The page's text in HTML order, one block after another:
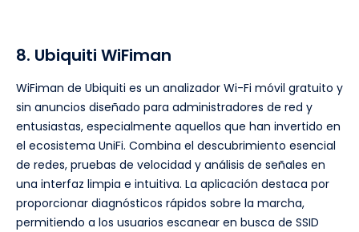
8. Ubiquiti WiFiman
WiFiman de Ubiquiti es un analizador Wi-Fi móvil gratuito y
sin anuncios diseñado para administradores de red y
entusiastas, especialmente aquellos que han invertido en
el ecosistema UniFi. Combina el descubrimiento esencial
de redes, pruebas de velocidad y análisis de señales en
una interfaz limpia e intuitiva. La aplicación destaca por
proporcionar diagnósticos rápidos sobre la marcha,
permitiendo a los usuarios escanear en busca de SSID